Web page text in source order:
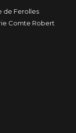
de Ferolles
Comte Robert